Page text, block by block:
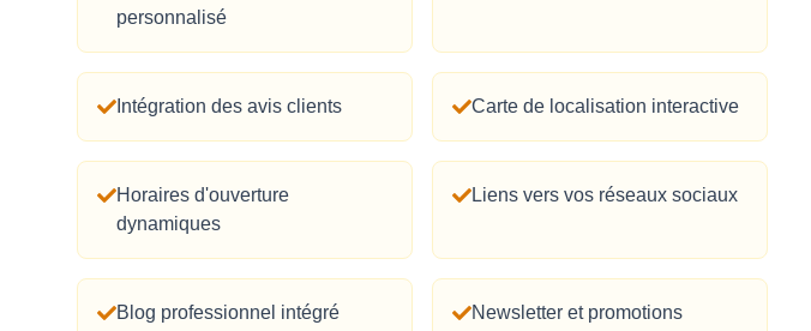
personnalisé
Intégration des avis clients Carte de localisation interactive
Horaires d'ouverture
dynamiques
Liens vers vos réseaux sociaux
Blog professionnel intégré Newsletter et promotions